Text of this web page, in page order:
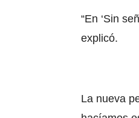
“En ‘Sin
explicó.
La nueva